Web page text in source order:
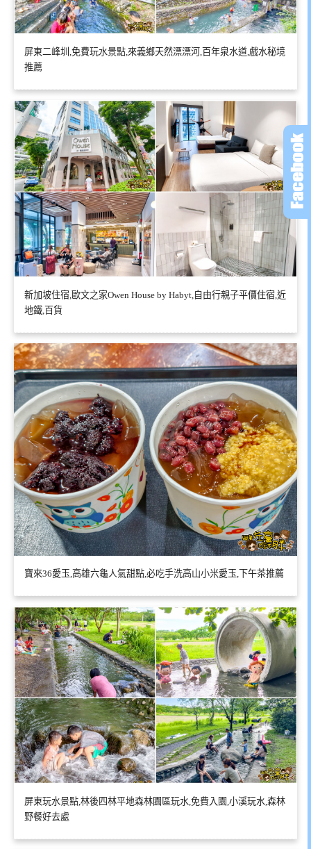
屏東二峰圳,免費玩水景點,來義鄉天然漂漂河,百年泉水道,戲水秘境
推薦
新加坡住宿,歐文之家Owen House by Habyt,自由行親子平價住宿,近
地鐵,百貨
寶來36愛玉,高雄六龜人氣甜點,必吃手洗高山小米愛玉,下午茶推薦
屏東玩水景點,林後四林平地森林園區玩水,免費入園,小溪玩水,森林
野餐好去處